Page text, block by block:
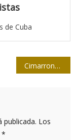
de Cuba
Cimarrones a escena (I)
publicada. Los
*